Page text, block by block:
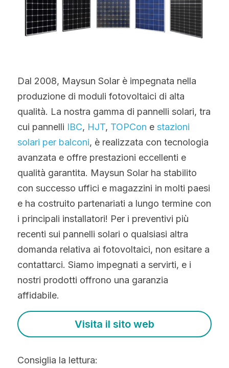
Dal 2008, Maysun Solar è impegnata nella
produzione di moduli fotovoltaici di alta
qualità. La nostra gamma di pannelli solari, tra
cui pannelli IBC, HJT, TOPCon e stazioni
solari per balconi, è realizzata con tecnologia
avanzata e offre prestazioni eccellenti e
qualità garantita. Maysun Solar ha stabilito
con successo uffici e magazzini in molti paesi
e ha costruito partenariati a lungo termine con
i principali installatori! Per i preventivi più
recenti sui pannelli solari o qualsiasi altra
domanda relativa ai fotovoltaici, non esitare a
contattarci. Siamo impegnati a servirti, e i
nostri prodotti offrono una garanzia
affidabile.
Visita il sito web
Consiglia la lettura: